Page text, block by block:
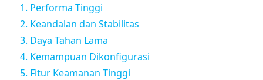
1. Performa Tinggi
2. Keandalan dan Stabilitas
3. Daya Tahan Lama
4. Kemampuan Dikonfigurasi
5. Fitur Keamanan Tinggi